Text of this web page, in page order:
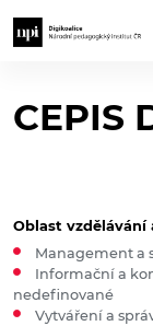
CEPIS
Oblast vzdělávání
Management a
Informační a
nedefinované
Vytváření a